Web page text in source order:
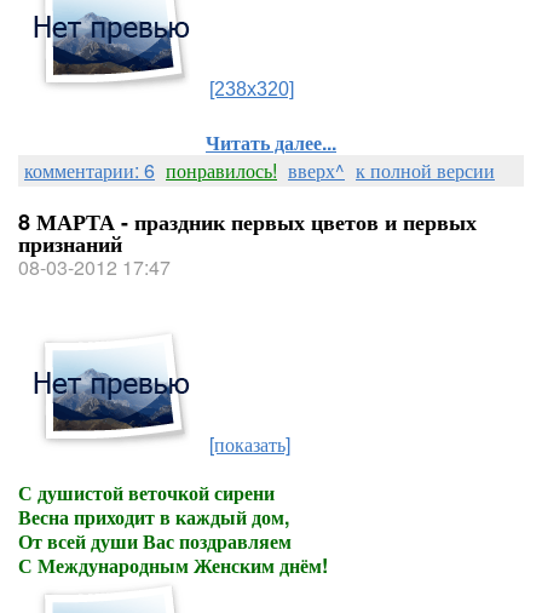
[238x320]
Читать далее...
комментарии: 6 понравилось! вверх^ к полной версии
8 МАРТА - праздник первых цветов и первых
признаний
08-03-2012 17:47
[показать]
С душистой веточкой сирени
Весна приходит в каждый дом,
От всей души Вас поздравляем
С Международным Женским днём!